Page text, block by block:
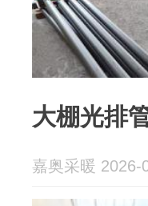
大棚光排
嘉奥采暖 2026-